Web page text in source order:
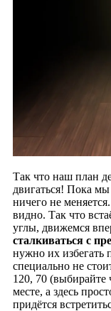
Так что наш план
двигаться! Пока
ничего не
видно. Так что
углы, движемся
сталкиваться с
нужно их избегать
специально не
120, 70 (выбирайте
месте, а здесь
придётся